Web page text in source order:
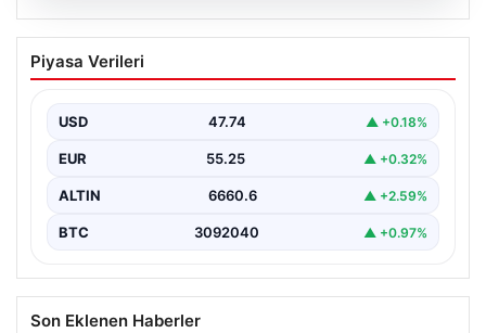
07.08.2026
Mekke Ortak Savunma Anlaşması.
DMM’den anlaşmaya yönelik iddialara
Piyasa Verileri
USD 47.74 ▲ +0.18%
EUR 55.25 ▲ +0.32%
ALTIN 6660.6 ▲ +2.59%
BTC 3092040 ▲ +0.97%
Son Eklenen Haberler